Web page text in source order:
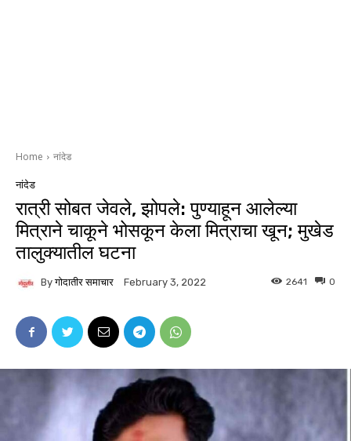
Home नांदेड
नांदेड
रात्री सोबत जेवले, झोपले: पुण्याहून आलेल्या
मित्राने चाकूने भोसकून केला मित्राचा खून; मुखेड
तालुक्यातील घटना
By गोदातीर समाचार February 3, 2022 0
2641